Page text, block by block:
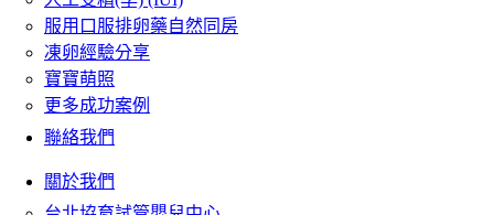
服用口服排卵藥自然同房
凍卵經驗分享
寶寶萌照
更多成功案例
聯絡我們
關於我們